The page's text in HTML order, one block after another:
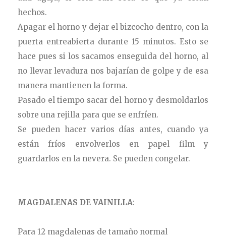
hechos.
Apagar el horno y dejar el bizcocho dentro, con la
puerta entreabierta durante 15 minutos. Esto se
hace pues si los sacamos enseguida del horno, al
no llevar levadura nos bajarían de golpe y de esa
manera mantienen la forma.
Pasado el tiempo sacar del horno y desmoldarlos
sobre una rejilla para que se enfríen.
Se pueden hacer varios días antes, cuando ya
están fríos envolverlos en papel film y
guardarlos en la nevera. Se pueden congelar.
MAGDALENAS DE VAINILLA:
Para 12 magdalenas de tamaño normal